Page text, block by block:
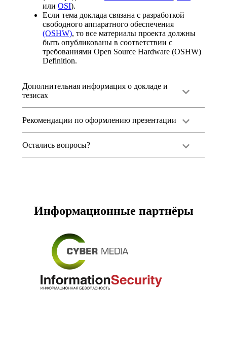
или OSI).
Если тема доклада связана с разработкой
свободного аппаратного обеспечения
(OSHW), то все материалы проекта должны
быть опубликованы в соответствии с
требованиями Open Source Hardware (OSHW)
Definition.
Дополнительная информация о докладе и
тезисах
Рекомендации по оформлению презентации
Остались вопросы?
Информационные партнёры